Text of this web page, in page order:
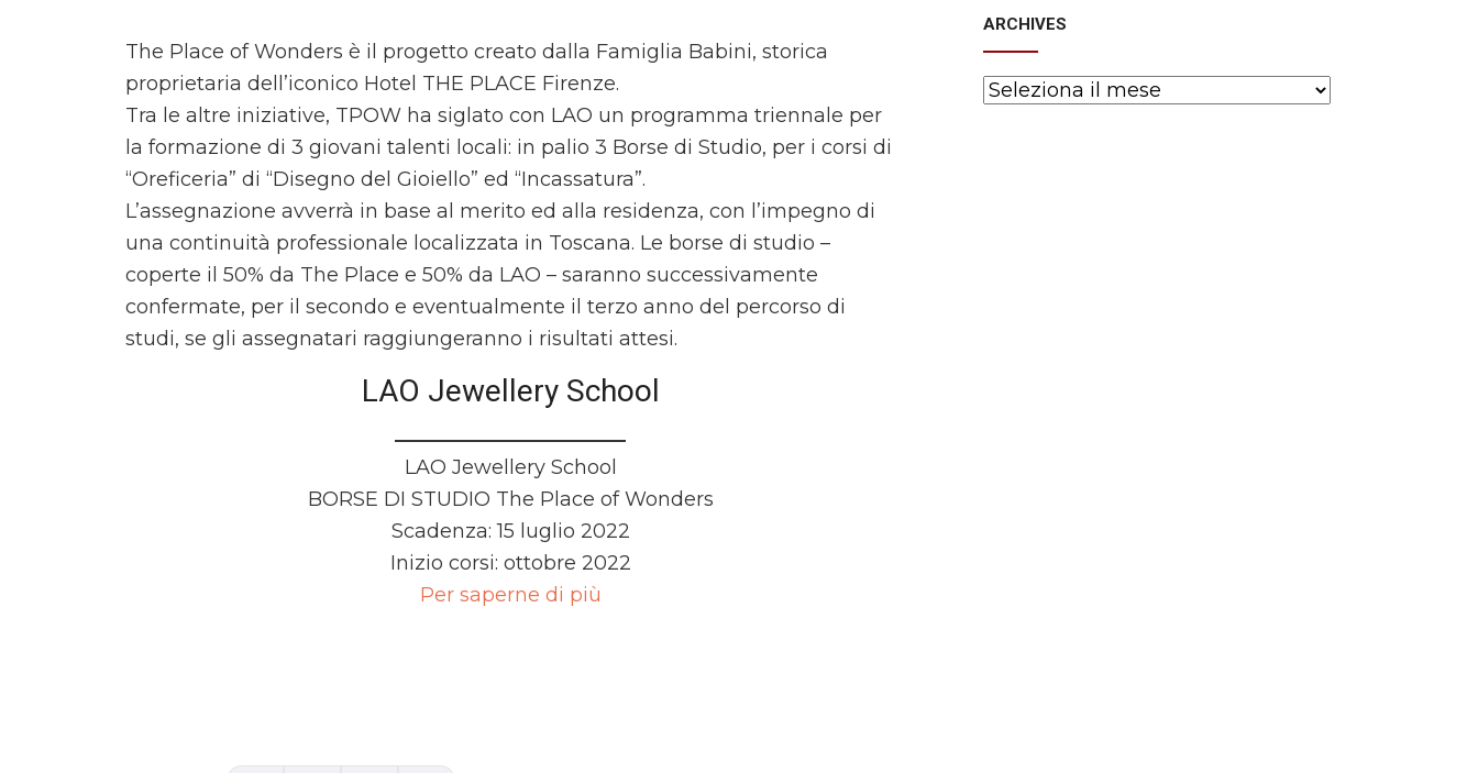
The Place of Wonders è il progetto creato dalla Famiglia Babini, storica
proprietaria dell’iconico Hotel THE PLACE Firenze.
Tra le altre iniziative, TPOW ha siglato con LAO un programma triennale per
la formazione di 3 giovani talenti locali: in palio 3 Borse di Studio, per i corsi di
“Oreficeria” di “Disegno del Gioiello” ed “Incassatura”.
L’assegnazione avverrà in base al merito ed alla residenza, con l’impegno di
una continuità professionale localizzata in Toscana. Le borse di studio –
coperte il 50% da The Place e 50% da LAO – saranno successivamente
confermate, per il secondo e eventualmente il terzo anno del percorso di
studi, se gli assegnatari raggiungeranno i risultati attesi.
LAO Jewellery School
LAO Jewellery School
BORSE DI STUDIO The Place of Wonders
Scadenza: 15 luglio 2022
Inizio corsi: ottobre 2022
Per saperne di più
ARCHIVES
Archives